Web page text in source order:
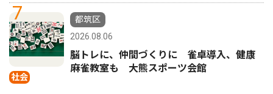
7
社会
都筑区
2026.08.06
脳トレに、仲間づくりに 雀卓導入、健康
麻雀教室も 大熊スポーツ会館